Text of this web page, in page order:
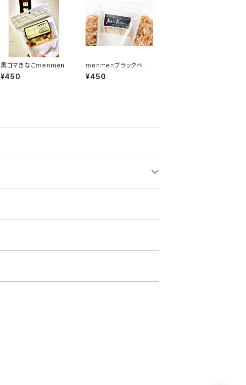
黒ゴマきなこmenmen
¥450
menmenブラックペッ
パー
¥450